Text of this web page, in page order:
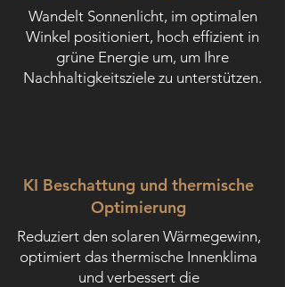
Wandelt Sonnenlicht, im optimalen
Winkel positioniert, hoch effizient in
grüne Energie um, um Ihre
Nachhaltigkeitsziele zu unterstützen.
KI Beschattung und thermische
Optimierung
Reduziert den solaren Wärmegewinn,
optimiert das thermische Innenklima
und verbessert die